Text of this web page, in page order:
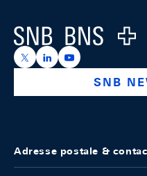
Logo
https://x.com/snb_bns
https://https://
SNB
Adresse postale &